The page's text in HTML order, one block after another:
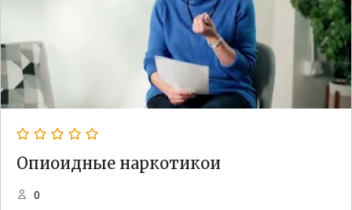
Опиоидные наркотикои
0